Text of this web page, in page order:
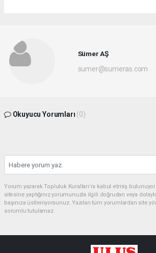
Sümer AŞ
sumer@sumeras.com
Okuyucu Yorumları (0)
Yorum yazarak Topluluk Kuralları’nı kabul etmiş
sitesine yaptığınız yorumunuzla ilgili doğrudan veya
başınıza üstleniyorsunuz. Yazılan tüm yorumlardan site
sorumlu tutulamaz.